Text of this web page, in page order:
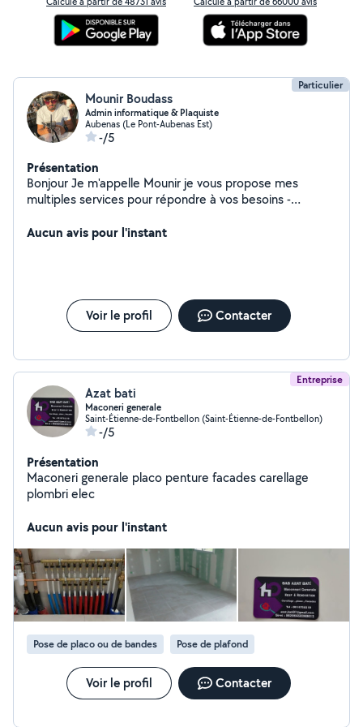
Particulier
Mounir Boudass
Admin informatique & Plaquiste
Aubenas (Le Pont-Aubenas Est)
-/5
Présentation
Bonjour Je m'appelle Mounir je vous propose mes
multiples services pour répondre à vos besoins -
les équipements informatiques (ordinateurs, serveurs,
d'exploitation (Windows, Unix et Linux) ---------------- -
rénovation - isolation - doublage/ossature frerraille -
depannage
Aucun avis pour l'instant
Voir le profil Contacter
Entreprise
Azat bati
Maconeri generale
Saint-Étienne-de-Fontbellon (Saint-Étienne-de-Fontbellon)
-/5
Présentation
Maconeri generale placo penture facades carellage
plombri elec
Aucun avis pour l'instant
Pose de placo ou de bandes Pose de plafond
Voir le profil Contacter